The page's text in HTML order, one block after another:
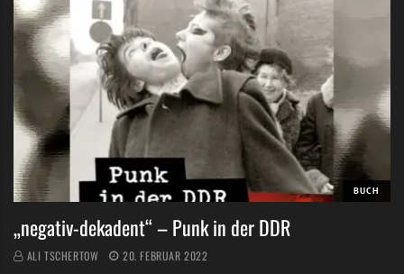
BUCH
„negativ-dekadent“ – Punk in der DDR
ALI TSCHERTOW 20. FEBRUAR 2022